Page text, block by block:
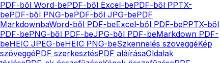
PDF-ből Word-bePDF-ből Excel-bePDF-ből PPTX-
bePDF-ből PNG-bePDF-ből JPG-bePDF
MarkdownbaWord-ből PDF-beExcel-ből PDF-bePPTX-ből
PDF-bePNG-ből PDF-beJPG-ből PDF-beMarkdown PDF-
beHEIC JPEG-beHEIC PNG-beSzkennelés szöveggéKép
szöveggéPDF szerkesztésPDF aláírásaOldalak